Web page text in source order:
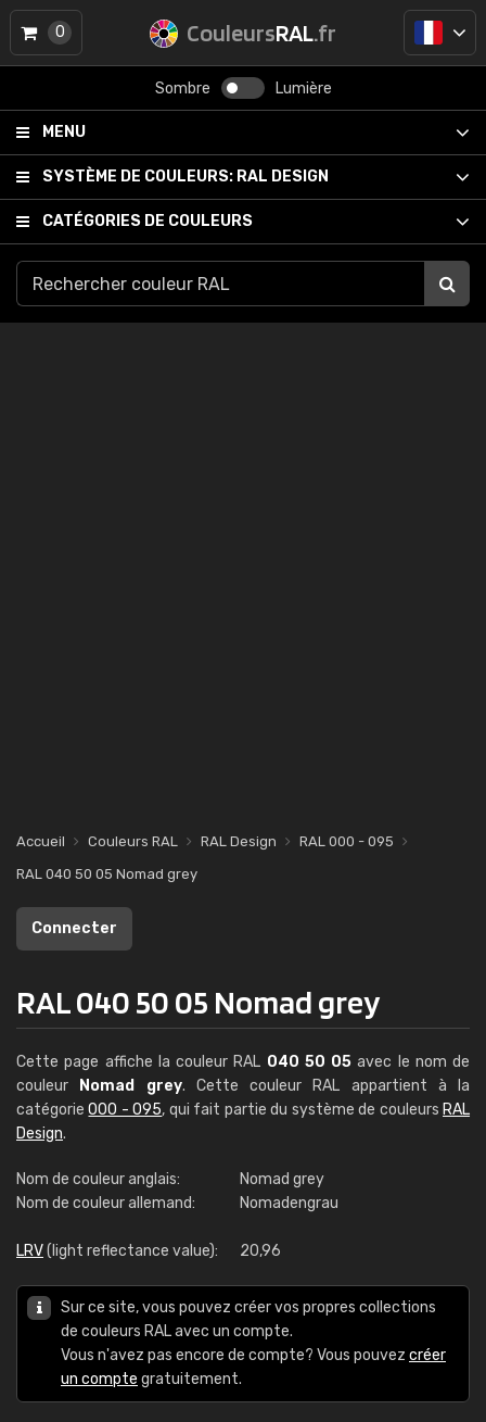
CouleursRAL.fr
Sombre Lumière
MENU
SYSTÈME DE COULEURS: RAL DESIGN
CATÉGORIES DE COULEURS
0
Accueil Couleurs RAL RAL Design
RAL 000 - 095
RAL 040 50 05 Nomad grey
Connecter
RAL 040 50 05 Nomad grey
Cette page affiche la couleur RAL 040 50 05 avec le nom de
couleur
Nomad grey. Cette couleur RAL appartient à la
catégorie000 - 095, qui fait partie du système de couleurs RAL
Design.
Nom de couleur anglais:
Nomad grey
Nom de couleur allemand:
Nomadengrau
LRV(light reflectance value): 20,96
Sur ce site, vous pouvez créer vos propres collections
de couleurs RAL avec un compte.
Vous n'avez pas encore de compte? Vous pouvez créer
un compte gratuitement.